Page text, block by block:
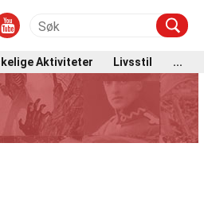
Aktiviteter Livsstil ...